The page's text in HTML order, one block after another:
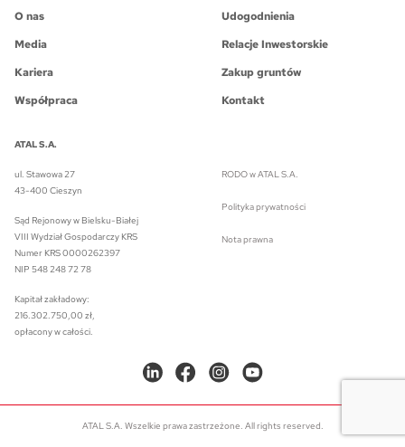
O nas
Udogodnienia
Media
Relacje Inwestorskie
Kariera
Zakup gruntów
Współpraca
Kontakt
ATAL S.A.
ul. Stawowa 27
43-400 Cieszyn
Sąd Rejonowy w Bielsku-Białej
VIII Wydział Gospodarczy KRS
Numer KRS 0000262397
NIP 548 248 72 78
Kapitał zakładowy:
216.302.750,00 zł,
opłacony w całości.
RODO w ATAL S.A.
Polityka prywatności
Nota prawna
ATAL S.A. Wszelkie prawa zastrzeżone. All rights reserved.